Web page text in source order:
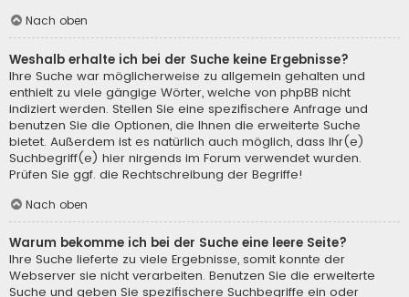
Nach oben
Weshalb erhalte ich bei der Suche keine Ergebnisse?
Ihre Suche war möglicherweise zu allgemein gehalten und
enthielt zu viele gängige Wörter, welche von phpBB nicht
indiziert werden. Stellen Sie eine spezifischere Anfrage und
benutzen Sie die Optionen, die Ihnen die erweiterte Suche
bietet. Außerdem ist es natürlich auch möglich, dass Ihr(e)
Suchbegriff(e) hier nirgends im Forum verwendet wurden.
Prüfen Sie ggf. die Rechtschreibung der Begriffe!
Nach oben
Warum bekomme ich bei der Suche eine leere Seite?
Ihre Suche lieferte zu viele Ergebnisse, somit konnte der
Webserver sie nicht verarbeiten. Benutzen Sie die erweiterte
Suche und geben Sie spezifischere Suchbegriffe ein oder